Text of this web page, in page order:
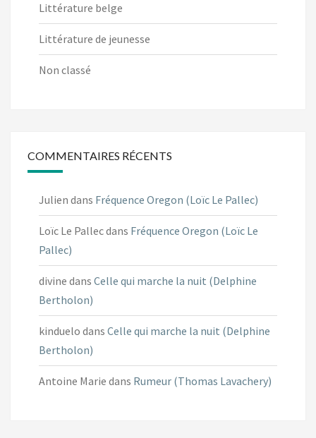
Littérature belge
Littérature de jeunesse
Non classé
COMMENTAIRES RÉCENTS
Julien dans Fréquence Oregon (Loïc Le Pallec)
Loïc Le Pallecdans Fréquence Oregon (Loïc Le
Pallec)
divine dans Celle qui marche la nuit (Delphine
Bertholon)
kinduelo dans Celle qui marche la nuit (Delphine
Bertholon)
Antoine Marie dans Rumeur (Thomas Lavachery)